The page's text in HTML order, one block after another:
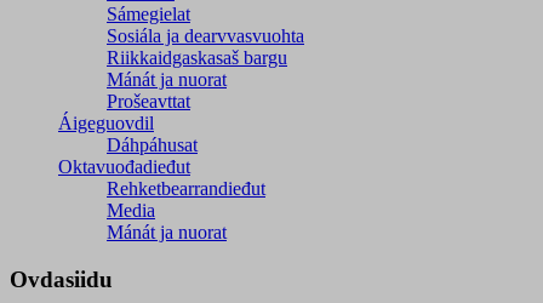
Sámegielat
Sosiála ja dearvvasvuohta
Riikkaidgaskasaš bargu
Mánát ja nuorat
Prošeavttat
Áigeguovdil
Dáhpáhusat
Oktavuođadieđut
Rehketbearrandieđut
Media
Mánát ja nuorat
Ovdasiidu